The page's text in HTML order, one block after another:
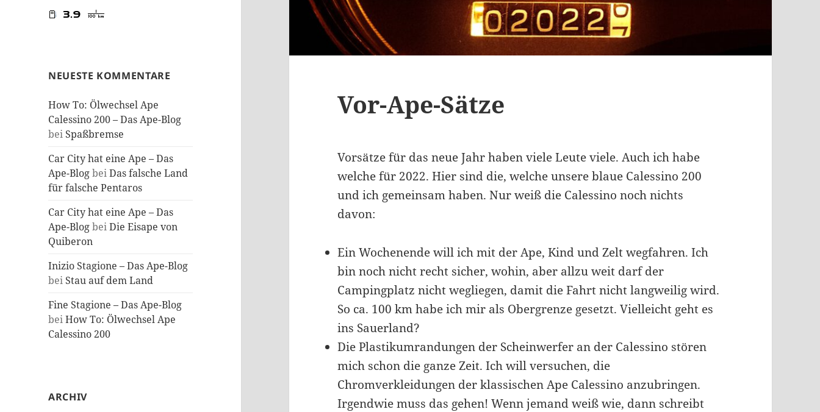
NEUESTE KOMMENTARE
How To: Ölwechsel Ape
Calessino 200 – Das Ape-Blog
bei Spaßbremse
Car City hat eine Ape – Das
Ape-BlogbeiDas falsche Land
für falsche Pentaros
Car City hat eine Ape – Das
Ape-BlogbeiDie Eisape von
Quiberon
Inizio Stagione – Das Ape-Blog
bei Stau auf dem Land
Fine Stagione – Das Ape-Blog
beiHow To: Ölwechsel Ape
Calessino 200
ARCHIV
Vor-Ape-Sätze
Vorsätze für das neue Jahr haben viele Leute viele. Auch ich habe
welche für 2022. Hier sind die, welche unsere blaue Calessino 200
und ich gemeinsam haben. Nur weiß die Calessino noch nichts
davon:
Ein Wochenende will ich mit der Ape, Kind und Zelt wegfahren. Ich
bin noch nicht recht sicher, wohin, aber allzu weit darf der
Campingplatz nicht wegliegen, damit die Fahrt nicht langweilig wird.
So ca. 100 km habe ich mir als Obergrenze gesetzt. Vielleicht geht es
ins Sauerland?
Die Plastikumrandungen der Scheinwerfer an der Calessino stören
mich schon die ganze Zeit. Ich will versuchen, die
Chromverkleidungen der klassischen Ape Calessino anzubringen.
Irgendwie muss das gehen! Wenn jemand weiß wie, dann schreibt